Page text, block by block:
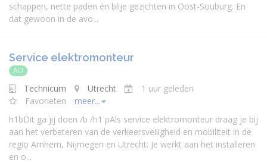
schappen, nette paden én blije gezichten in Oost-Souburg. En
dat gewoon in de avo...
Service elektromonteur
AD
Technicum Utrecht
1 uur geleden
Favorieten
meer...
h1bDit ga jij doen /b /h1 pAls service elektromonteur draag je bij
aan het verbeteren van de verkeersveiligheid en mobiliteit in de
regio Arnhem, Nijmegen en Utrecht. Je werkt aan het installeren
en o...